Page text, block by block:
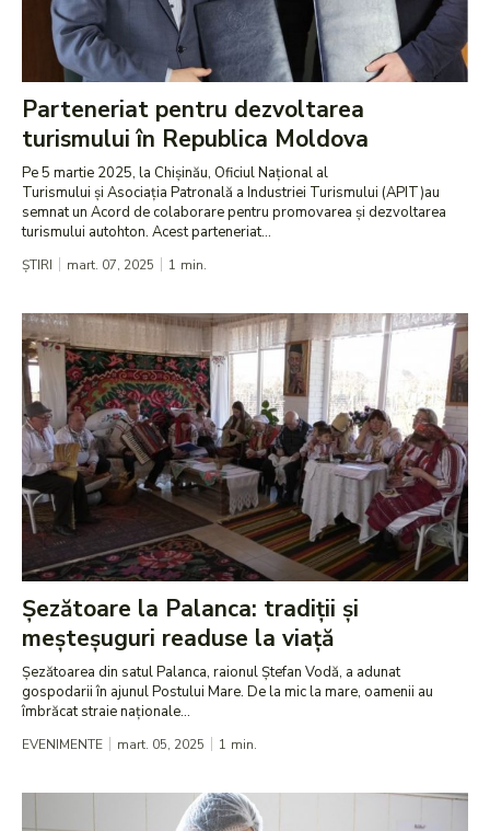
Parteneriat pentru dezvoltarea
turismului în Republica Moldova
Pe 5 martie 2025, la Chișinău, Oficiul Național al
Turismului și Asociația Patronală a Industriei Turismului (APIT)au
semnat un Acord de colaborare pentru promovarea și dezvoltarea
turismului autohton. Acest parteneriat...
ȘTIRI mart. 07, 2025 1 min.
Șezătoare la Palanca: tradiții și
meșteșuguri readuse la viață
Șezătoarea din satul Palanca, raionul Ștefan Vodă, a adunat
gospodarii în ajunul Postului Mare. De la mic la mare, oamenii au
îmbrăcat straie naționale...
EVENIMENTE mart. 05, 2025 1 min.